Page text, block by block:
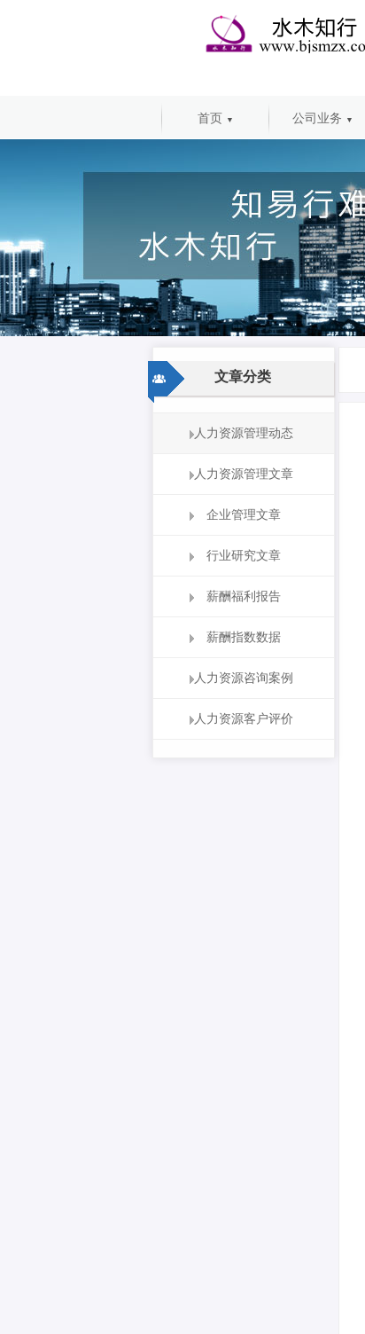
首页 ▼ 公司业务 ▼
文章分类
人力资源管理动态
人力资源管理文章
企业管理文章
行业研究文章
薪酬福利报告
薪酬指数数据
人力资源咨询案例
人力资源客户评价